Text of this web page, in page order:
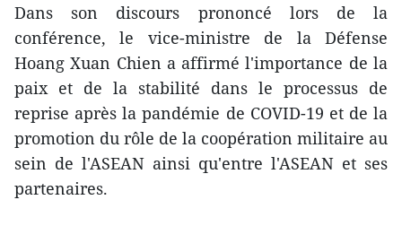
Dans son discours prononcé lors de la
conférence, le vice-ministre de la Défense
Hoang Xuan Chien a affirmé l'importance de la
paix et de la stabilité dans le processus de
reprise après la pandémie de COVID-19 et de la
promotion du rôle de la coopération militaire au
sein de l'ASEAN ainsi qu'entre l'ASEAN et ses
partenaires.